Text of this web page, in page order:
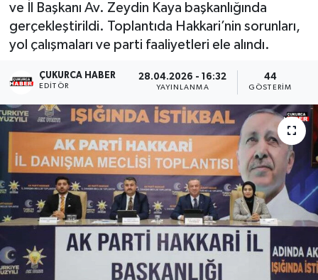
ve İl Başkanı Av. Zeydin Kaya başkanlığında
gerçekleştirildi. Toplantıda Hakkari’nin sorunları,
yol çalışmaları ve parti faaliyetleri ele alındı.
ÇUKURCA HABER
EDITÖR
28.04.2026 - 16:32
YAYINLANMA
44
GÖSTERIM
Siyaset
Yaşam